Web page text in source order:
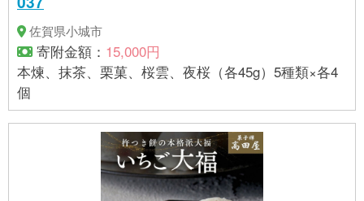
佐賀県小城市
寄附金額： 15,000円
本煉、抹茶、栗菓、桜雲、夜桜（各45g）5種類×各4
個